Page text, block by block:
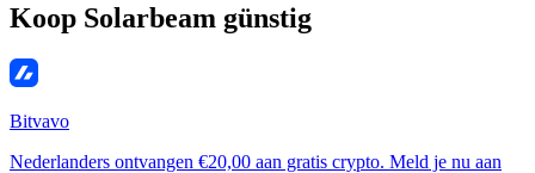
Koop Solarbeam günstig
Bitvavo
Nederlanders ontvangen €20,00 aan gratis crypto. Meld je nu aan